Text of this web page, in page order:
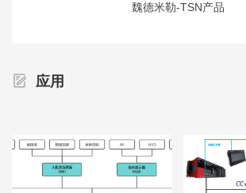
魏德米勒-TSN产品
应用